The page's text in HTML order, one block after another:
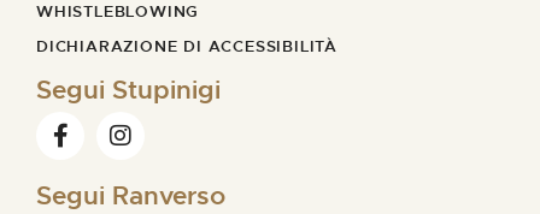
WHISTLEBLOWING
DICHIARAZIONE DI ACCESSIBILITÀ
Segui Stupinigi
Segui Ranverso